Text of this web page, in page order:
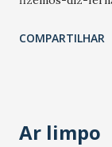
dando todas as
COMPARTILHAR
Ar limpo